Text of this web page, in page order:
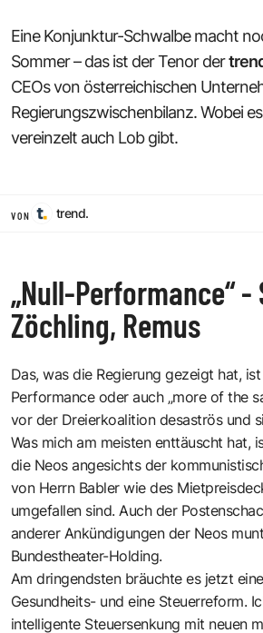
Eine Konjunktur-Schwalbe macht
Sommer – das ist der Tenor der
CEOs von österreichischen
Regierungszwischenbilanz. Wobei
vereinzelt auch Lob gibt.
VON trend.
„Null-Performance“ -
Zöchling, Remus
Das, was die Regierung gezeigt hat,
Performance oder auch „more of the
vor der Dreierkoalition desaströs und
Was mich am meisten enttäuscht hat,
die Neos angesichts der
von Herrn Babler wie des
umgefallen sind. Auch der
anderer Ankündigungen der Neos
Bundestheater-Holding.
Am dringendsten bräuchte es jetzt
Gesundheits- und eine Steuerreform.
intelligente Steuersenkung mit neuen